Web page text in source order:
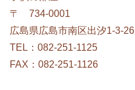
〒 734-0001
広島県広島市南区出汐1-3-26
TEL：082-251-1125
FAX：082-251-1126